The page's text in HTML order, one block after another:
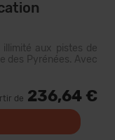
aux pistes de
des Pyrénées. Avec
de 236,64 €